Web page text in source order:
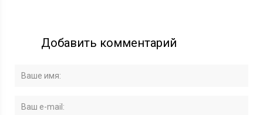
Добавить комментарий